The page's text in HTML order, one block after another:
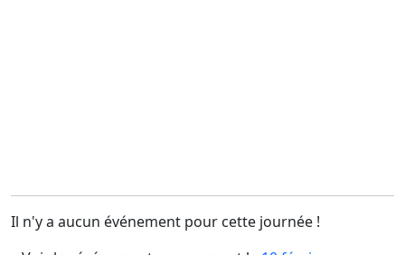
Il n'y a aucun événement pour cette journée !